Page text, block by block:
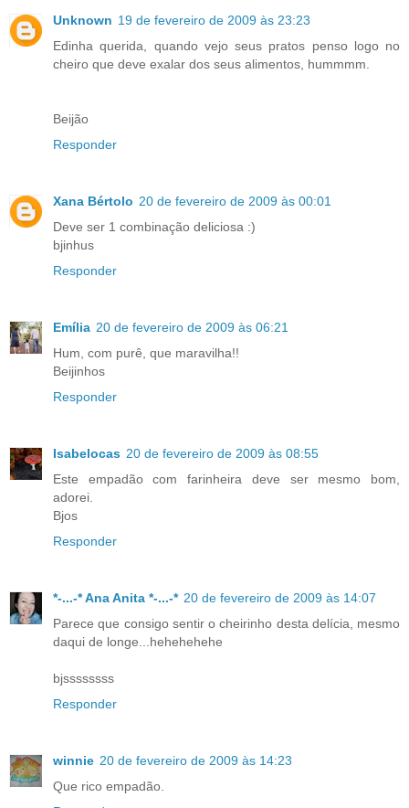
Unknown 19 de fevereiro de 2009 às 23:23
Edinha querida, quando vejo seus pratos penso logo no
cheiro que deve exalar dos seus alimentos, hummmm.
Beijão
Responder
Xana Bértolo 20 de fevereiro de 2009 às 00:01
Deve ser 1 combinação deliciosa :)
bjinhus
Responder
Emília 20 de fevereiro de 2009 às 06:21
Hum, com purê, que maravilha!!
Beijinhos
Responder
Isabelocas 20 de fevereiro de 2009 às 08:55
Este empadão com farinheira deve ser mesmo bom,
adorei.
Bjos
Responder
*-...-* Ana Anita *-...-* 20 de fevereiro de 2009 às 14:07
Parece que consigo sentir o cheirinho desta delícia, mesmo
daqui de longe...hehehehehe
bjssssssss
Responder
winnie 20 de fevereiro de 2009 às 14:23
Que rico empadão.